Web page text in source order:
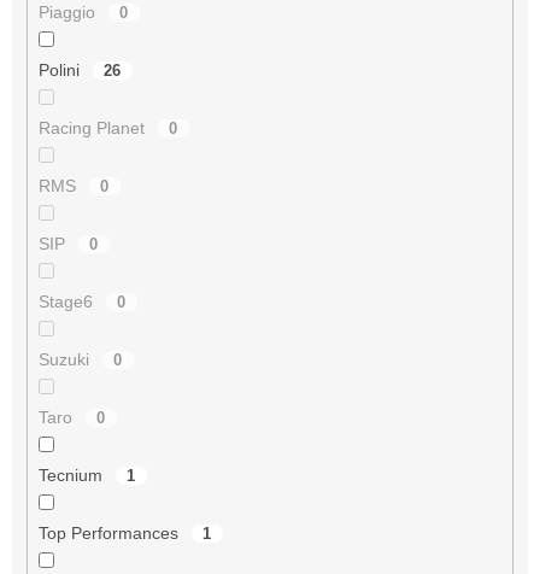
Piaggio 0
Polini 26
Racing Planet 0
RMS 0
SIP 0
Stage6 0
Suzuki 0
Taro 0
Tecnium 1
Top Performances 1